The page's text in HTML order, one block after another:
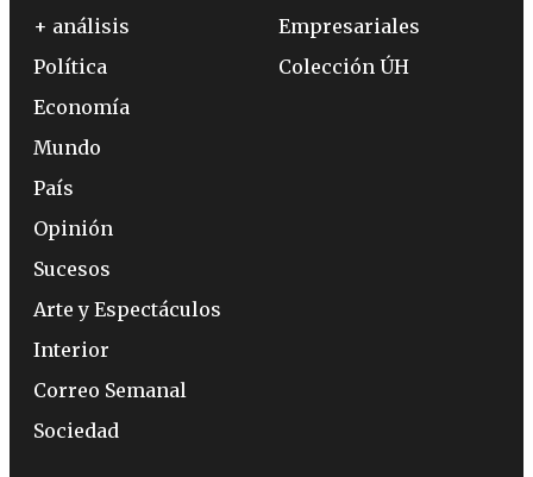
+ análisis
Política
Economía
Mundo
País
Opinión
Sucesos
Arte y Espectáculos
Interior
Correo Semanal
Sociedad
Empresariales
Colección ÚH